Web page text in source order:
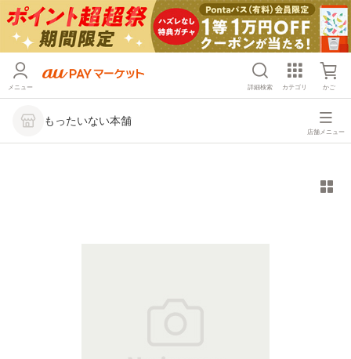
メニュー 詳細検索 カテゴリ かご
もったいない本舗
店舗メニュー